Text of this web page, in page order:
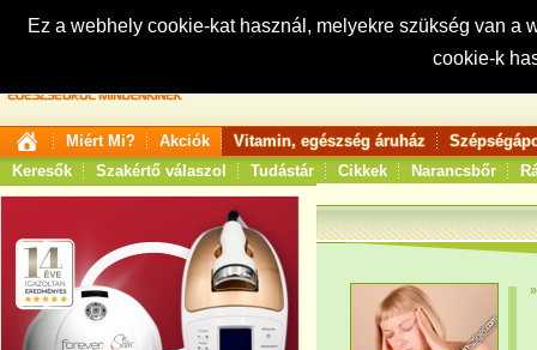
Ez a webhely cookie-kat használ, melyekre szükség van
cookie-k
Keresés:
Miért Mi? Akciók Vitamin, egészség áruház
Keresők
Szakértő válaszol Tudástár Cikkek Narancsbőr